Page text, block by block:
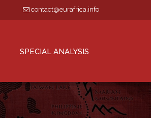
contact@eurafrica.info
SPECIAL ANALYSIS